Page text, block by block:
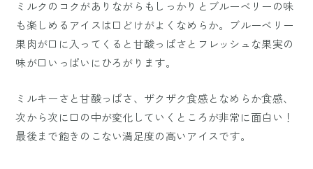
ミルクのコクがありながらもしっかりとブルーベリーの味
も楽しめるアイスは口どけがよくなめらか。ブルーベリー
果肉が口に入ってくると甘酸っぱさとフレッシュな果実の
味が口いっぱいにひろがります。
ミルキーさと甘酸っぱさ、ザクザク食感となめらか食感、
次から次に口の中が変化していくところが非常に面白い！
最後まで飽きのこない満足度の高いアイスです。